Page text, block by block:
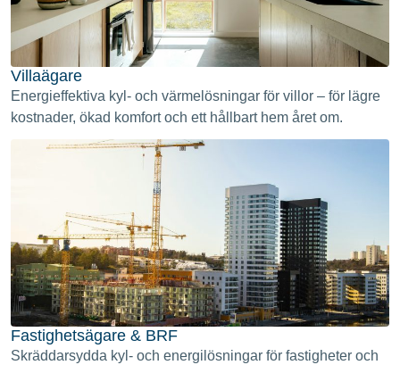
Villaägare
Energieffektiva kyl- och värmelösningar för villor – för lägre
kostnader, ökad komfort och ett hållbart hem året om.
Fastighetsägare & BRF
Skräddarsydda kyl- och energilösningar för fastigheter och